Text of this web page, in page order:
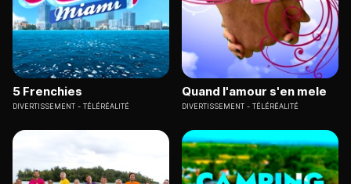
5 Frenchies
DIVERTISSEMENT TÉLÉRÉALITÉ
Quand l'amour s'en mele
DIVERTISSEMENT TÉLÉRÉALITÉ